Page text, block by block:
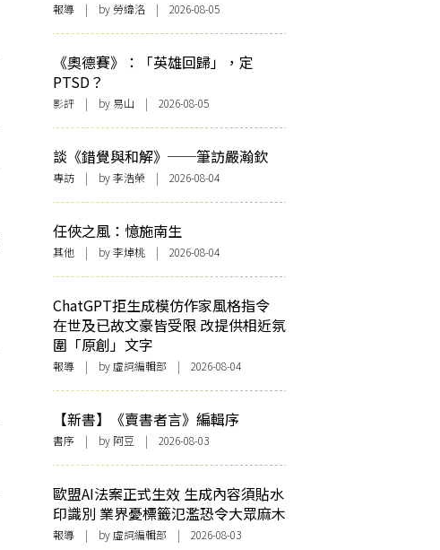
報導 | by 勞緯洛 | 2026-08-05
《奧德賽》：「英雄回歸」，定
PTSD？
影評 | by 易山 | 2026-08-05
談《錯覺與和解》──筆訪嚴瀚欽
專訪 | by 李浩榮 | 2026-08-04
任俠之風：憶施南生
其他 | by 李焯桃 | 2026-08-04
ChatGPT拒生成模仿作家風格指令
在世及已故文豪皆受限 改提供相近氛
圍「原創」文字
報導 | by 虛詞編輯部 | 2026-08-04
【新書】《賣書者言》編輯序
書序 | by 阿豆 | 2026-08-03
歐盟AI法案正式生效 生成內容須貼水
印識別 業界憂標籤氾濫恐令大眾麻木
報導 | by 虛詞編輯部 | 2026-08-03